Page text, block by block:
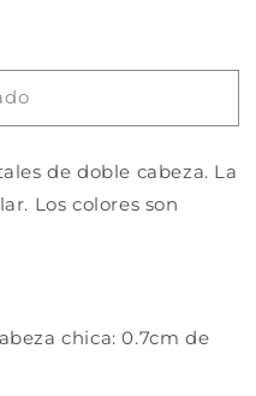
de doble cabeza. La
Los colores son
chica: 0.7cm de